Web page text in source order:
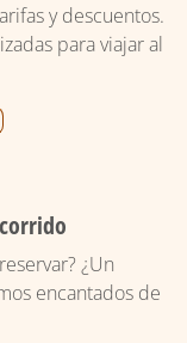
y descuentos.
para viajar al
¿Un
encantados de